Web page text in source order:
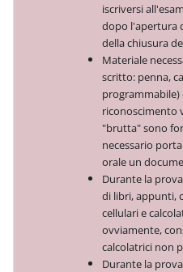
iscriversi
dopo l'apertura
della chiusura
Materiale
scritto: penna,
riconoscimento
"brutta" sono
necessario
orale un
Durante la
di libri, appunti,
cellulari e
ovviamente,
calcolatrici non
Durante la